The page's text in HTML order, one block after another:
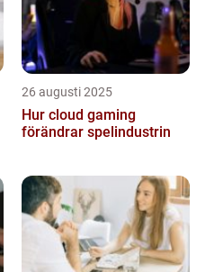
26 augusti 2025
Hur cloud gaming
förändrar spelindustrin